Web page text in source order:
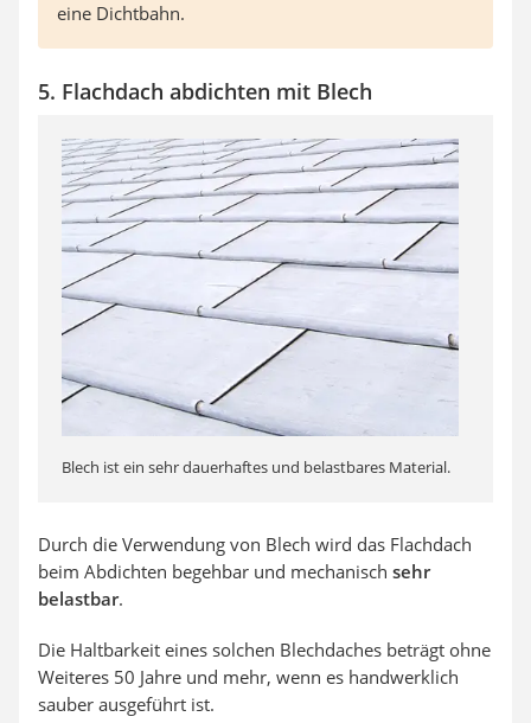
eine Dichtbahn.
5. Flachdach abdichten mit Blech
Blech ist ein sehr dauerhaftes und belastbares Material.
Durch die Verwendung von Blech wird das Flachdach
beim Abdichten begehbar und mechanisch sehr
belastbar.
Die Haltbarkeit eines solchen Blechdaches beträgt ohne
Weiteres 50 Jahre und mehr, wenn es handwerklich
sauber ausgeführt ist.